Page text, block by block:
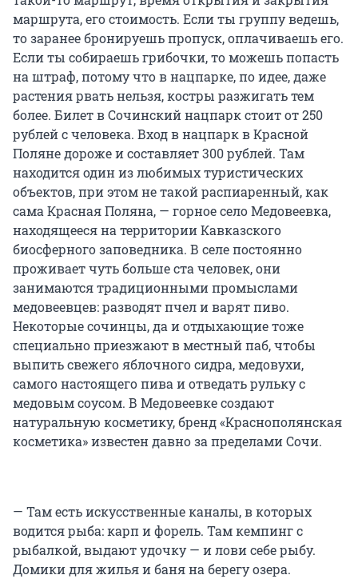
маршрута, его стоимость. Если ты группу ведешь,
то заранее бронируешь пропуск, оплачиваешь его.
Если ты собираешь грибочки, то можешь попасть
на штраф, потому что в нацпарке, по идее, даже
растения рвать нельзя, костры разжигать тем
более. Билет в Сочинский нацпарк стоит от 250
рублей с человека. Вход в нацпарк в Красной
Поляне дороже и составляет 300 рублей. Там
находится один из любимых туристических
объектов, при этом не такой распиаренный, как
сама Красная Поляна, — горное село Медовеевка,
находящееся на территории Кавказского
биосферного заповедника. В селе постоянно
проживает чуть больше ста человек, они
занимаются традиционными промыслами
медовеевцев: разводят пчел и варят пиво.
Некоторые сочинцы, да и отдыхающие тоже
специально приезжают в местный паб, чтобы
выпить свежего яблочного сидра, медовухи,
самого настоящего пива и отведать рульку с
медовым соусом. В Медовеевке создают
натуральную косметику, бренд «Краснополянская
косметика» известен давно за пределами Сочи.
— Там есть искусственные каналы, в которых
водится рыба: карп и форель. Там кемпинг с
рыбалкой, выдают удочку — и лови себе рыбу.
Домики для жилья и баня на берегу озера.